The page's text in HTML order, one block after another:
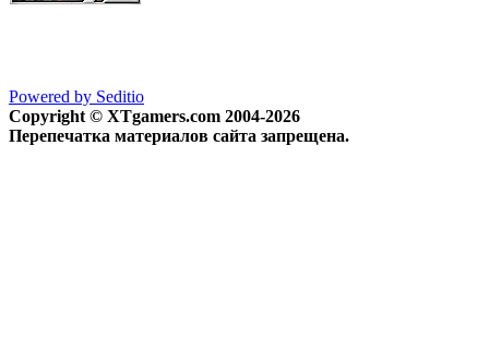
Powered by Seditio
Copyright © XTgamers.com 2004-2026
Перепечатка материалов сайта запрещена.